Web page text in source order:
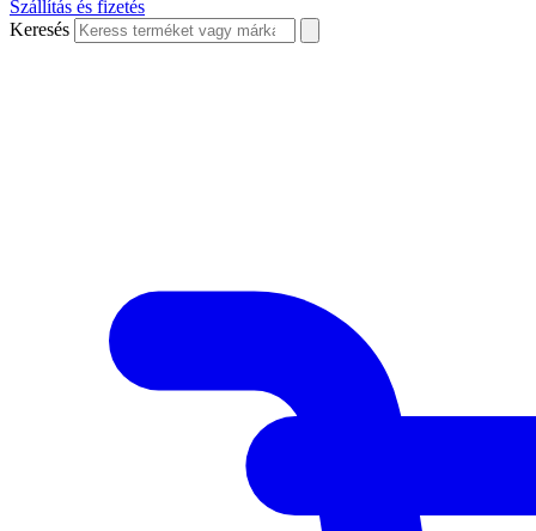
Szállítás és fizetés
Keresés